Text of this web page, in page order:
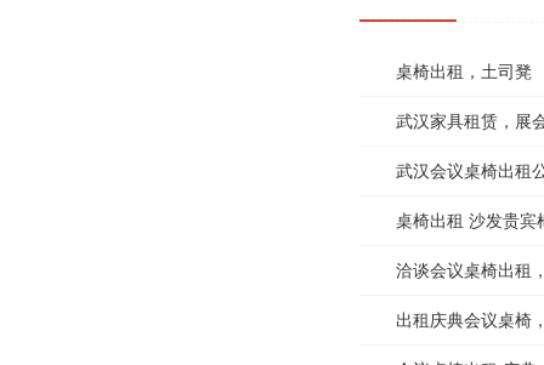
桌椅出租，土司凳
武汉家具租赁，展
武汉会议桌椅出租
桌椅出租 沙发贵宾
洽谈会议桌椅出租
出租庆典会议桌椅